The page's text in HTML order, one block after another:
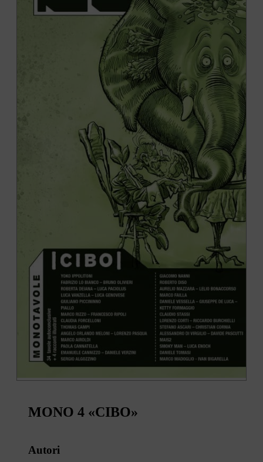
MONO 4 «CIBO»
Autori